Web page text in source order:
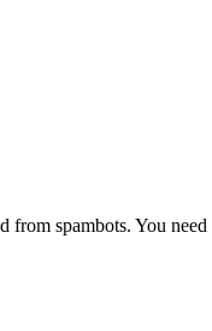
from spambots. You